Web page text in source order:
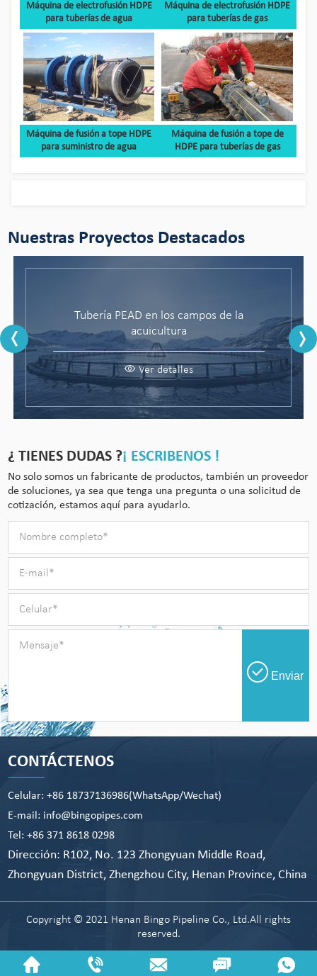
Máquina de electrofusión HDPE
para tuberías de agua
Máquina de electrofusión HDPE
para tuberías de gas
Máquina de fusión a tope HDPE
para suministro de agua
Máquina de fusión a tope de
HDPE para tuberías de gas
Nuestras Proyectos Destacados
Tubería PEAD en los campos de la
acuicultura
Ver detalles
Bingo Pipeline ofrece soluciones
personalizadas en la mina de cobre
Ver detalles
¿ TIENES DUDAS ?¡ ESCRIBENOS !
No solo somos un fabricante de productos, también un proveedor
de soluciones, ya sea que tenga una pregunta o una solicitud de
cotización, estamos aquí para ayudarlo.
Enviar
CONTÁCTENOS
Celular: +86 18737136986(WhatsApp/Wechat)
E-mail: info@bingopipes.com
Tel: +86 371 8618 0298
Dirección: R102, No. 123 Zhongyuan Middle Road,
Zhongyuan District, Zhengzhou City, Henan Province, China
Copyright © 2021 Henan Bingo Pipeline Co., Ltd.All rights
reserved.